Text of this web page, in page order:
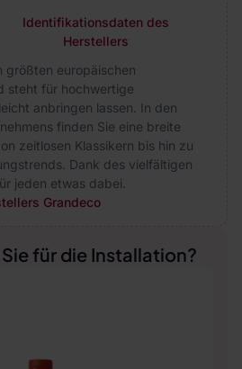
Identifikationsdaten des
Herstellers
größten europäischen
steht für hochwertige
anbringen lassen. In den
finden Sie eine breite
zeitlosen Klassikern bis hin zu
Dank des vielfältigen
jeden etwas dabei.
Grandeco
für die Installation?